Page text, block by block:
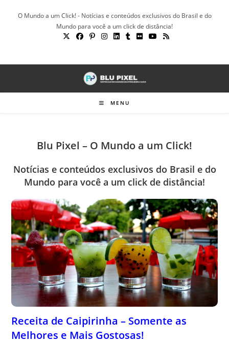
O Mundo a um Click! - Notícias e conteúdos exclusivos do Brasil e do
Mundo para você a um click de distância!
MENU
Blu Pixel – O Mundo a um Click!
Notícias e conteúdos exclusivos do Brasil e do
Mundo para você a um click de distância!
Receita de Caipirinha – Somente as
Melhores e Mais Gostosas!